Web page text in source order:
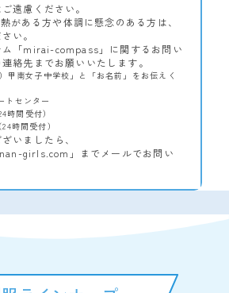
遠慮ください。
がある方や体調に懸念のある方は、
い。
ム「mirai-compass」に関するお問い
絡先までお願いいたします。
甲南女子中学校」と「お名前」をお伝えく
トセンター
時間受付）
時間受付）
いましたら、
girls.com」までメールでお問い